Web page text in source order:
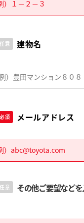
任意 建物名
必須 メールアドレス
任意 その他ご要望など